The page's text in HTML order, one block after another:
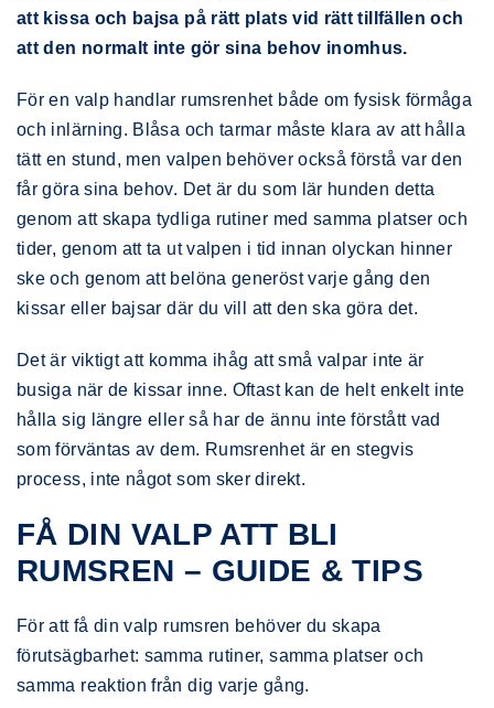
att kissa och bajsa på rätt plats vid rätt tillfällen och
att den normalt inte gör sina behov inomhus.
För en valp handlar rumsrenhet både om fysisk förmåga
och inlärning. Blåsa och tarmar måste klara av att hålla
tätt en stund, men valpen behöver också förstå var den
får göra sina behov. Det är du som lär hunden detta
genom att skapa tydliga rutiner med samma platser och
tider, genom att ta ut valpen i tid innan olyckan hinner
ske och genom att belöna generöst varje gång den
kissar eller bajsar där du vill att den ska göra det.
Det är viktigt att komma ihåg att små valpar inte är
busiga när de kissar inne. Oftast kan de helt enkelt inte
hålla sig längre eller så har de ännu inte förstått vad
som förväntas av dem. Rumsrenhet är en stegvis
process, inte något som sker direkt.
FÅ DIN VALP ATT BLI
RUMSREN – GUIDE & TIPS
För att få din valp rumsren behöver du skapa
förutsägbarhet: samma rutiner, samma platser och
samma reaktion från dig varje gång.